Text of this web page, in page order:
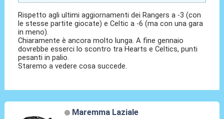
Rispetto agli ultimi aggiornamenti dei Rangers a -3 (con
le stesse partite giocate) e Celtic a -6 (ma con una gara
in meno).
Chiaramente è ancora molto lunga. A fine gennaio
dovrebbe esserci lo scontro tra Hearts e Celtics, punti
pesanti in palio.
Staremo a vedere cosa succede.
Maremma Laziale